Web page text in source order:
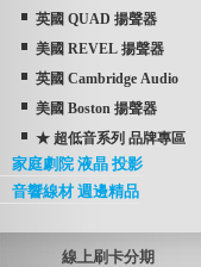
英國 QUAD 揚聲器
美國 REVEL 揚聲器
英國 Cambridge Audio
美國 Boston 揚聲器
★ 超低音系列 品牌專區
家庭劇院 液晶 投影
音響線材 週邊精品
線上刷卡分期